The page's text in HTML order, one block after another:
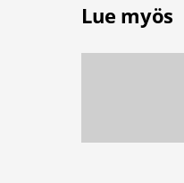
Lue myös